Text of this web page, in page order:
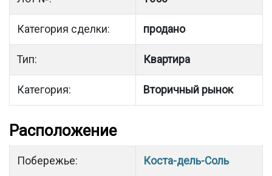
Категория сделки: продано
Тип: Квартира
Категория: Вторичный рынок
Расположение
Побережье: Коста-дель-Соль